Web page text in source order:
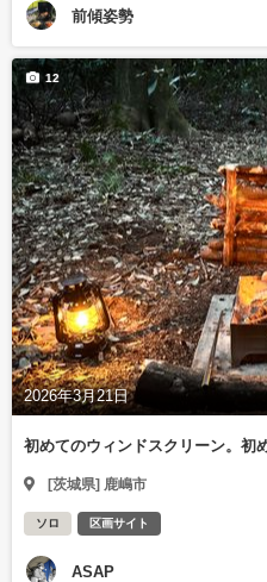
前傾姿勢
2026年3月21日
12
初めてのウィンドスクリーン。初
[茨城県] 鹿嶋市
ソロ 区画サイト
ASAP